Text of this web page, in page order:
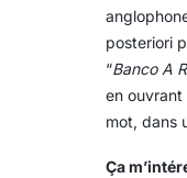
posteriori
“Banco A
en ouvrant
mot, dans
Ça